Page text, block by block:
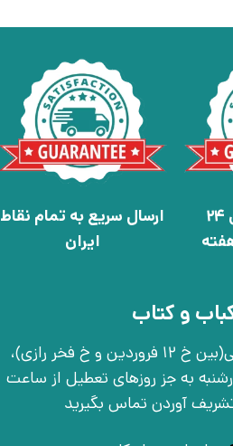
پشتیبانی آنلاین 24
ارسال سریع به تمام نقاط
ایران
و کتاب
تهران، خ انقلاب، خ 12 فروردین، خ روانمهر شرقی(بین خ 12 فروردین و خ فخر رازی)،
تا چهارشنبه به جز روزهای تعطیل از ساعت